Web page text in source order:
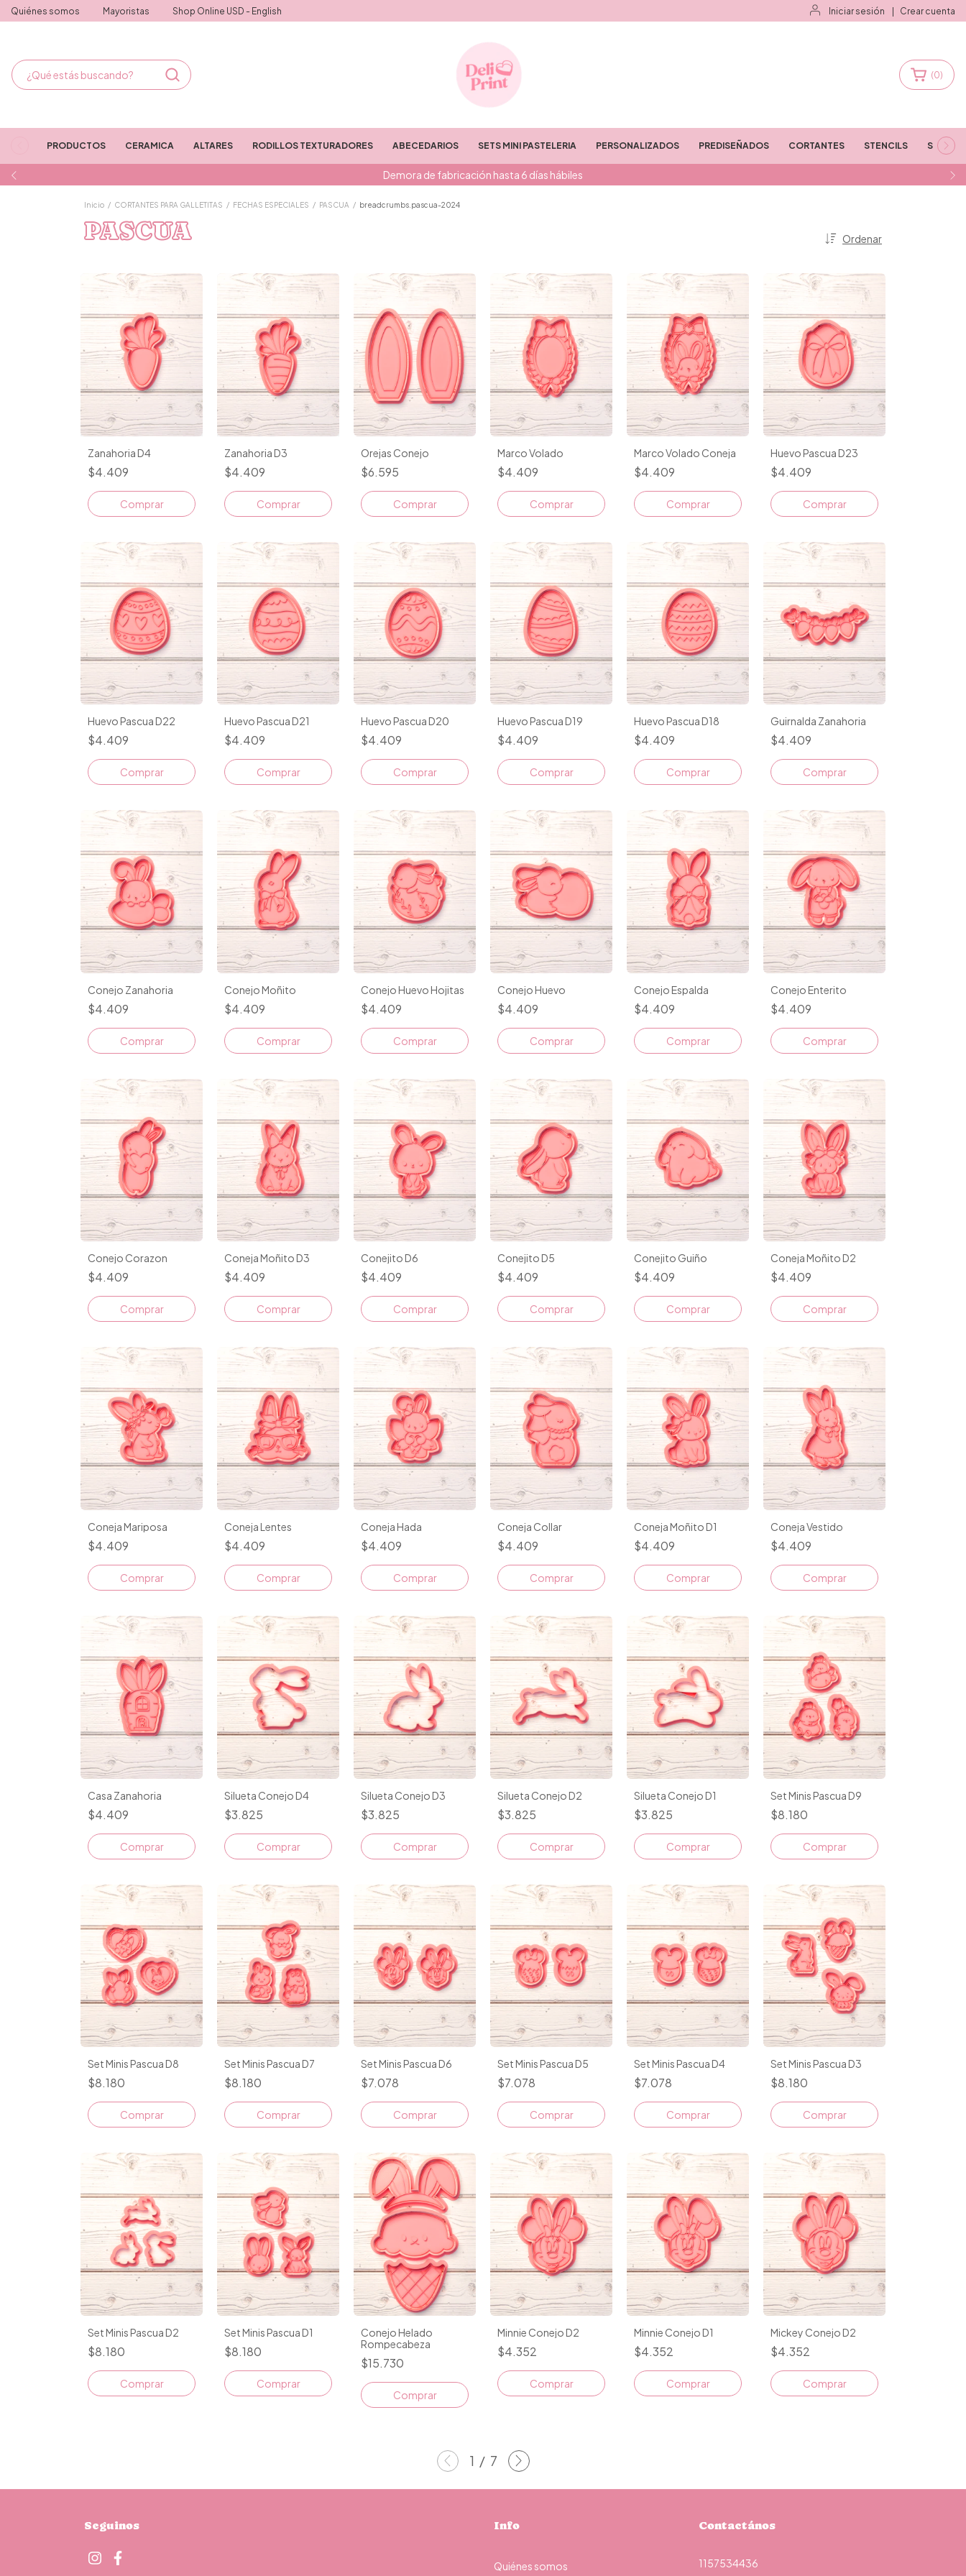
Quiénes somos Mayoristas Shop Online USD - English Iniciar sesión Crear cuenta
Demora de fabricación hasta 6 días hábiles
(0)
PRODUCTOS CERAMICA ALTARES RODILLOS TEXTURADORES ABECEDARIOS SETS MINI PASTELERIA PERSONALIZADOS PREDISEÑADOS CORTANTES STENCILS STAMPS
Inicio / CORTANTES PARA GALLETITAS / FECHAS ESPECIALES / PASCUA / breadcrumbs.pascua-2024
PASCUA Ordenar
Zanahoria D4
$4.409
Comprar
Zanahoria D3
$4.409
Comprar
Orejas Conejo
$6.595
Comprar
Marco Volado
$4.409
Comprar
Marco Volado Coneja
$4.409
Comprar
Huevo Pascua D23
$4.409
Comprar
Huevo Pascua D22
$4.409
Comprar
Huevo Pascua D21
$4.409
Comprar
Huevo Pascua D20
$4.409
Comprar
Huevo Pascua D19
$4.409
Comprar
Huevo Pascua D18
$4.409
Comprar
Guirnalda Zanahoria
$4.409
Comprar
Conejo Zanahoria
$4.409
Comprar
Conejo Moñito
$4.409
Comprar
Conejo Huevo Hojitas
$4.409
Comprar
Conejo Huevo
$4.409
Comprar
Conejo Espalda
$4.409
Comprar
Conejo Enterito
$4.409
Comprar
Conejo Corazon
$4.409
Comprar
Coneja Moñito D3
$4.409
Comprar
Conejito D6
$4.409
Comprar
Conejito D5
$4.409
Comprar
Conejito Guiño
$4.409
Comprar
Coneja Moñito D2
$4.409
Comprar
Coneja Mariposa
$4.409
Comprar
Coneja Lentes
$4.409
Comprar
Coneja Hada
$4.409
Comprar
Coneja Collar
$4.409
Comprar
Coneja Moñito D1
$4.409
Comprar
Coneja Vestido
$4.409
Comprar
Casa Zanahoria
$4.409
Comprar
Silueta Conejo D4
$3.825
Comprar
Silueta Conejo D3
$3.825
Comprar
Silueta Conejo D2
$3.825
Comprar
Silueta Conejo D1
$3.825
Comprar
Set Minis Pascua D9
$8.180
Set Minis Pascua D8
$8.180
Set Minis Pascua D7
$8.180
Set Minis Pascua D6
$7.078
Set Minis Pascua D5
$7.078
Set Minis Pascua D4
$7.078
Set Minis Pascua D3
$8.180
Set Minis Pascua D2
$8.180
Set Minis Pascua D1
$8.180
Conejo Helado
Rompecabeza
$15.730
Comprar
Minnie Conejo D2
$4.352
Comprar
Minnie Conejo D1
$4.352
Comprar
Mickey Conejo D2
$4.352
Comprar
1 / 7
Seguinos Info
Quiénes somos
Contactános
1157534436